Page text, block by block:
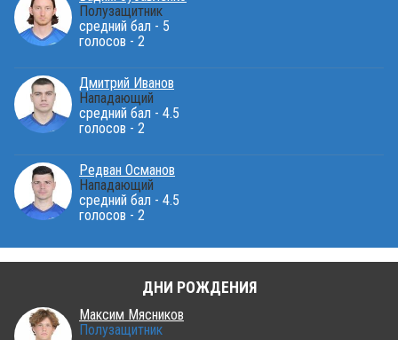
Полузащитник
средний бал - 5
голосов - 2
Дмитрий Иванов
Нападающий
средний бал - 4.5
голосов - 2
Редван Османов
Нападающий
средний бал - 4.5
голосов - 2
ДНИ РОЖДЕНИЯ
Максим Мясников
Полузащитник